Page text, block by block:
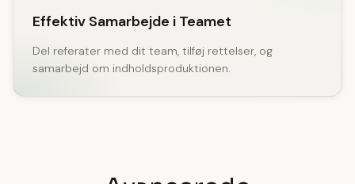
Effektiv Samarbejde i Teamet
Del referater med dit team, tilføj rettelser, og
samarbejd om indholdsproduktionen.